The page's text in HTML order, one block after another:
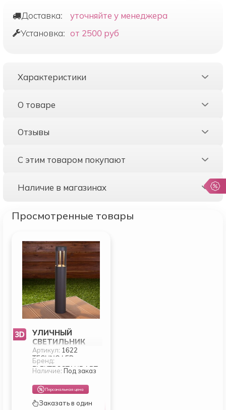
Доставка:
уточняйте у менеджера
Установка: от 2500 руб
Характеристики
О товаре
Отзывы
С этим товаром покупают
Наличие в магазинах
Просмотренные товары
УЛИЧНЫЙ
СВЕТИЛЬНИК
ELEKTROSTANDAR
T CORNY 1622
TECHNO LED
Артикул: 1622
TECHNO LED
Бренд:
ELEKTROSTANDART
Наличие: Под заказ
Персональная цена
Заказать в один